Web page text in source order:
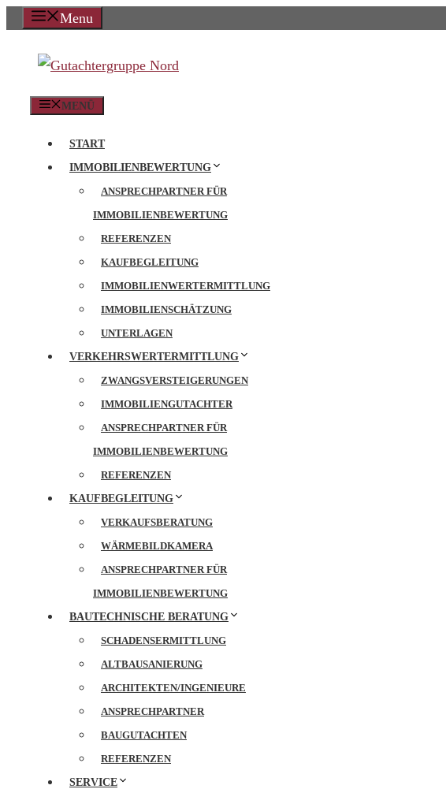
Zum
springen
Menu
MENÜ
START
IMMOBILIENBEWERTUNG
ANSPRECHPARTNER FÜR
IMMOBILIENBEWERTUNG
REFERENZEN
KAUFBEGLEITUNG
IMMOBILIENWERTERMITTLUNG
IMMOBILIENSCHÄTZUNG
UNTERLAGEN
VERKEHRSWERTERMITTLUNG
ZWANGSVERSTEIGERUNGEN
IMMOBILIENGUTACHTER
ANSPRECHPARTNER FÜR
IMMOBILIENBEWERTUNG
REFERENZEN
KAUFBEGLEITUNG
VERKAUFSBERATUNG
WÄRMEBILDKAMERA
ANSPRECHPARTNER FÜR
IMMOBILIENBEWERTUNG
BAUTECHNISCHE BERATUNG
SCHADENSERMITTLUNG
ALTBAUSANIERUNG
ARCHITEKTEN/INGENIEURE
ANSPRECHPARTNER
BAUGUTACHTEN
REFERENZEN
SERVICE